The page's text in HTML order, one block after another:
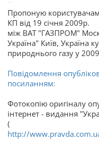
Пропоную
КП від 19 січня 2009р.
між ВАТ "ГАЗПРОМ"
Україна" Київ, Україна
природнього газу у
Повідомлення
посиланням:
Фотокопію оригіналу
інтернет - видання
(
http://